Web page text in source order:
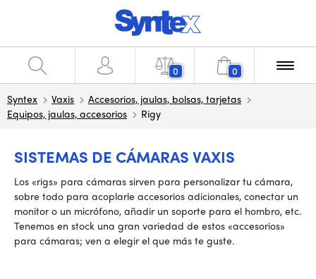
0 0
Syntex Vaxis
Accesorios, jaulas, bolsas, tarjetas
Equipos, jaulas, accesorios
Rigy
SISTEMAS DE CÁMARAS VAXIS
Los «rigs» para cámaras sirven para personalizar tu cámara,
sobre todo para acoplarle accesorios adicionales, conectar un
monitor o un micrófono, añadir un soporte para el hombro, etc.
Tenemos en stock una gran variedad de estos «accesorios»
para cámaras; ven a elegir el que más te guste.